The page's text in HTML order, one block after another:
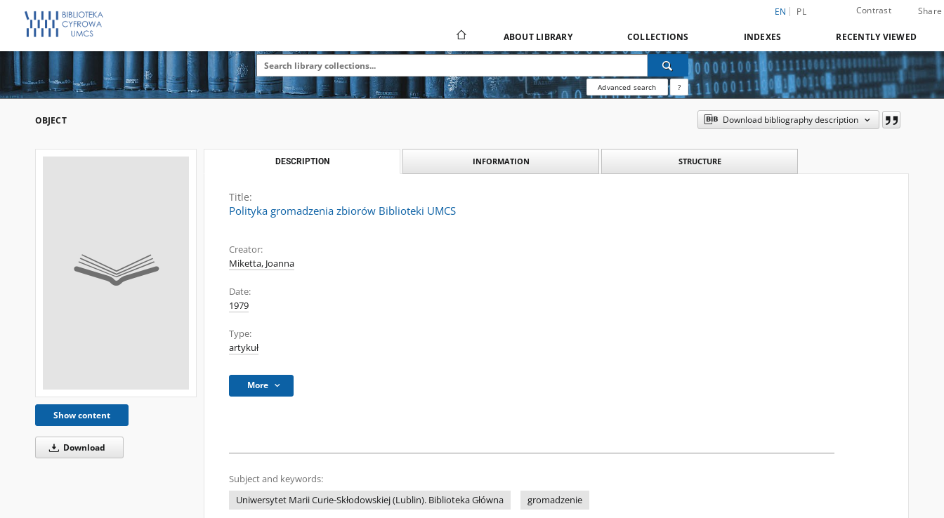
EN PL Contrast Share
ABOUT LIBRARY COLLECTIONS INDEXES RECENTLY VIEWED
Advanced search ?
OBJECT Download bibliography description
Show content
Download
DESCRIPTION INFORMATION STRUCTURE
Title:
Polityka gromadzenia zbiorów Biblioteki UMCS
Creator:
Miketta, Joanna
Date:
1979
Type:
artykuł
More
Subject and keywords:
Uniwersytet Marii Curie-Skłodowskiej (Lublin). Biblioteka Główna
gromadzenie